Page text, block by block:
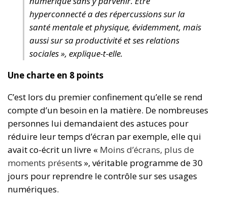
hyperconnecté a des répercussions sur la
santé mentale et physique, évidemment, mais
aussi sur sa productivité et ses relations
sociales », explique-t-elle.
Une charte en 8 points
C’est lors du premier confinement qu’elle se rend
compte d’un besoin en la matière. De nombreuses
personnes lui demandaient des astuces pour
réduire leur temps d’écran par exemple, elle qui
avait co-écrit un livre « Moins d’écrans, plus de
moments présents », véritable programme de 30
jours pour reprendre le contrôle sur ses usages
numériques.